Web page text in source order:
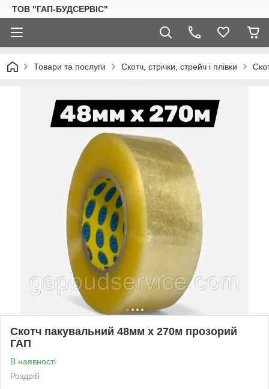
ТОВ "ГАП-БУДСЕРВІС"
Товари та послуги Скотч, стрічки, стрейч і плівки
Скотч пакувальний 48мм x 270м прозорий
ГАП
В наявності
Роздріб